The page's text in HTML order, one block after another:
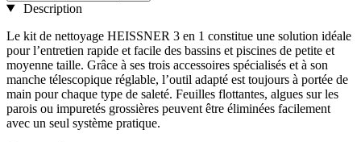
Description
Le kit de nettoyage HEISSNER 3 en 1 constitue une solution idéale
pour l’entretien rapide et facile des bassins et piscines de petite et
moyenne taille. Grâce à ses trois accessoires spécialisés et à son
manche télescopique réglable, l’outil adapté est toujours à portée de
main pour chaque type de saleté. Feuilles flottantes, algues sur les
parois ou impuretés grossières peuvent être éliminées facilement
avec un seul système pratique.